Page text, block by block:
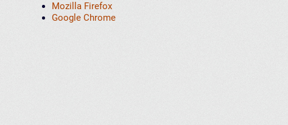
Mozilla Firefox
Google Chrome